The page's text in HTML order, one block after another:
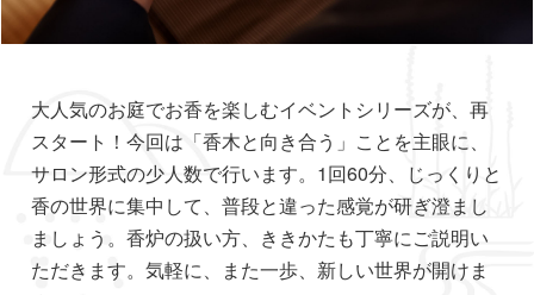
大人気のお庭でお香を楽しむイベントシリーズが、再
スタート！今回は「香木と向き合う」ことを主眼に、
サロン形式の少人数で行います。1回60分、じっくりと
香の世界に集中して、普段と違った感覚が研ぎ澄まし
ましょう。香炉の扱い方、ききかたも丁寧にご説明い
ただきます。気軽に、また一歩、新しい世界が開けま